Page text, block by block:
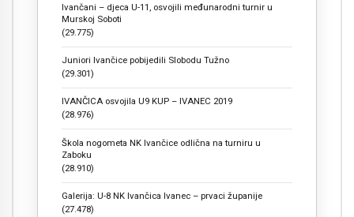
Ivančani – djeca U-11, osvojili međunarodni turnir u
Murskoj Soboti
(29.775)
Juniori Ivančice pobijedili Slobodu Tužno
(29.301)
IVANČICA osvojila U9 KUP – IVANEC 2019
(28.976)
Škola nogometa NK Ivančice odlična na turniru u
Zaboku
(28.910)
Galerija: U-8 NK Ivančica Ivanec – prvaci županije
(27.478)